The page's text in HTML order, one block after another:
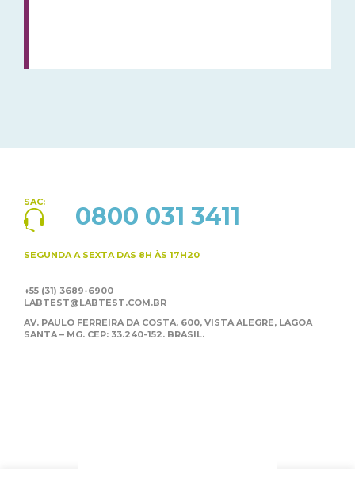
SAC: 0800 031 3411
SEGUNDA A SEXTA DAS 8H ÀS 17H20
+55 (31) 3689-6900
LABTEST@LABTEST.COM.BR
AV. PAULO FERREIRA DA COSTA, 600, VISTA ALEGRE, LAGOA
SANTA – MG. CEP: 33.240-152. BRASIL.